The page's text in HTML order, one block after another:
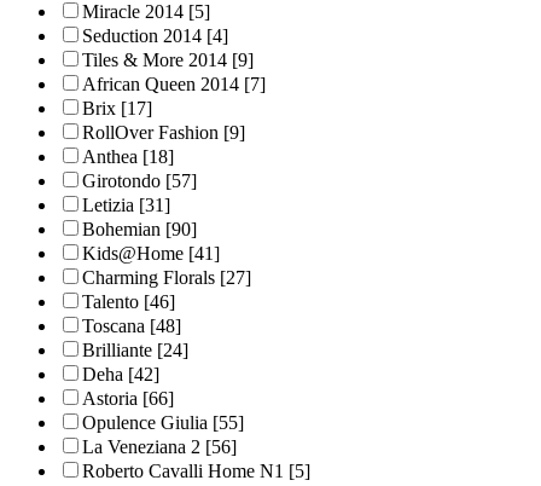
Miracle 2014 [5]
Seduction 2014 [4]
Tiles & More 2014 [9]
African Queen 2014 [7]
Brix [17]
RollOver Fashion [9]
Anthea [18]
Girotondo [57]
Letizia [31]
Bohemian [90]
Kids@Home [41]
Charming Florals [27]
Talento [46]
Toscana [48]
Brilliante [24]
Deha [42]
Astoria [66]
Opulence Giulia [55]
La Veneziana 2 [56]
Roberto Cavalli Home N1 [5]